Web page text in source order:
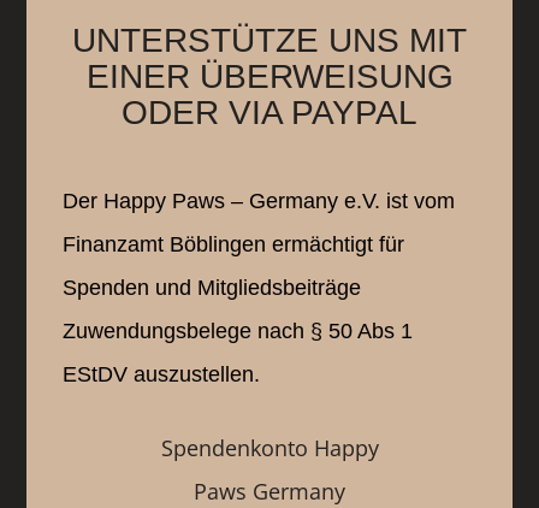
UNTERSTÜTZE UNS MIT
EINER ÜBERWEISUNG
ODER VIA PAYPAL
Der Happy Paws – Germany e.V. ist vom
Finanzamt Böblingen ermächtigt für
Spenden und Mitgliedsbeiträge
Zuwendungsbelege nach § 50 Abs 1
EStDV auszustellen.
Spendenkonto Happy
Paws Germany